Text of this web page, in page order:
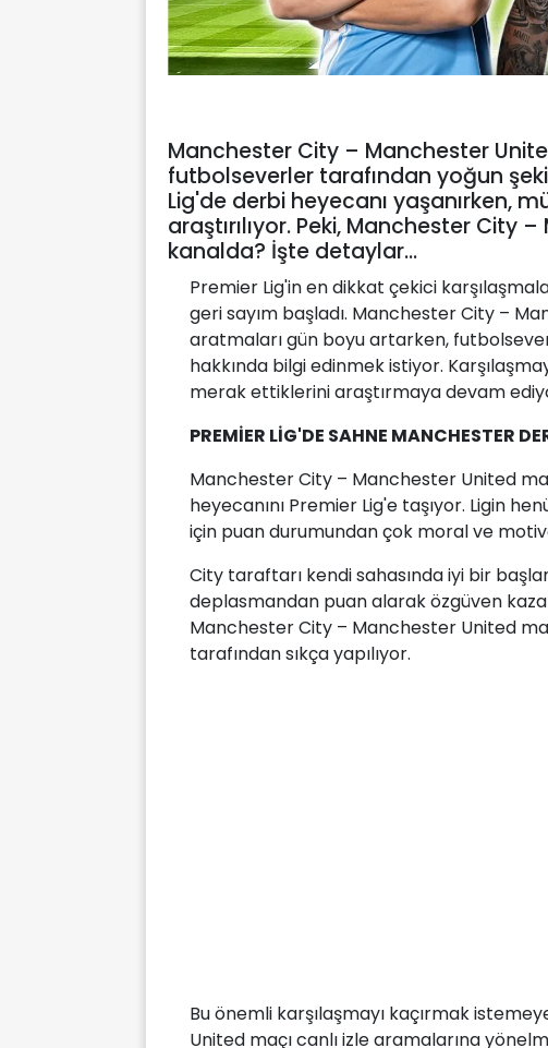
Manchester City – Manchester
futbolseverler tarafından yoğun
Lig'de derbi heyecanı yaşanırken,
araştırılıyor. Peki, Manchester City
kanalda? İşte detaylar…
Premier Lig'in en dikkat çekici
geri sayım başladı. Manchester City –
aratmaları gün boyu artarken,
hakkında bilgi edinmek istiyor.
merak ettiklerini araştırmaya devam
PREMİER LİG'DE SAHNE MANCHESTER
Manchester City – Manchester United
heyecanını Premier Lig'e taşıyor. Ligin
için puan durumundan çok moral ve
City taraftarı kendi sahasında iyi bir
deplasmandan puan alarak özgüven
Manchester City – Manchester United
tarafından sıkça yapılıyor.
Bu önemli karşılaşmayı kaçırmak
United maçı canlı izle aramalarına